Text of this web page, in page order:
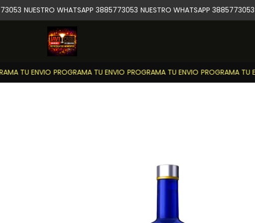
TU ENVIO PROGRAMA TU ENVIO PROGRAMA TU ENVIO PROGRAMA TU
NUESTRO WHATSAPP 3885773053 NUESTRO WHATSAPP 3885773053